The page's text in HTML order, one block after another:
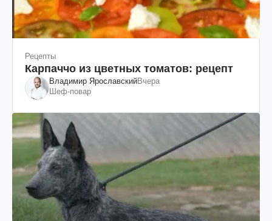
Рецепты
Карпаччо из цветных томатов: рецепт
Владимир ЯрославскийВчера
Шеф-повар